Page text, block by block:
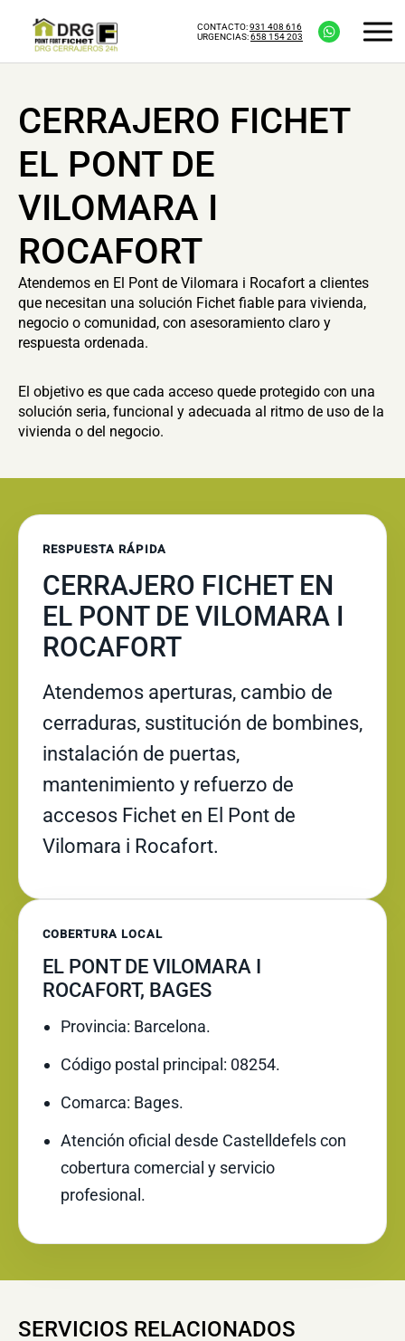
CONTACTO:931 408 616
URGENCIAS:658 154 203
CERRAJERO FICHET
EL PONT DE
VILOMARA I
ROCAFORT
Atendemos en El Pont de Vilomara i Rocafort a clientes
que necesitan una solución Fichet fiable para vivienda,
negocio o comunidad, con asesoramiento claro y
respuesta ordenada.
El objetivo es que cada acceso quede protegido con una
solución seria, funcional y adecuada al ritmo de uso de la
vivienda o del negocio.
RESPUESTA RÁPIDA
CERRAJERO FICHET EN
EL PONT DE VILOMARA I
ROCAFORT
Atendemos aperturas, cambio de
cerraduras, sustitución de bombines,
instalación de puertas,
mantenimiento y refuerzo de
accesos Fichet en El Pont de
Vilomara i Rocafort.
COBERTURA LOCAL
EL PONT DE VILOMARA I
ROCAFORT, BAGES
Provincia: Barcelona.
Código postal principal: 08254.
Comarca: Bages.
Atención oficial desde Castelldefels con
cobertura comercial y servicio
profesional.
SERVICIOS RELACIONADOS